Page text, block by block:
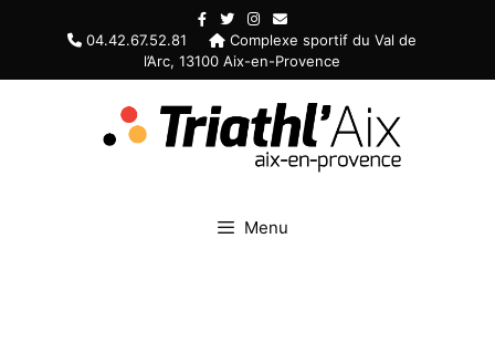
04.42.67.52.81
Complexe sportif du Val de
l’Arc, 13100 Aix-en-Provence
Menu